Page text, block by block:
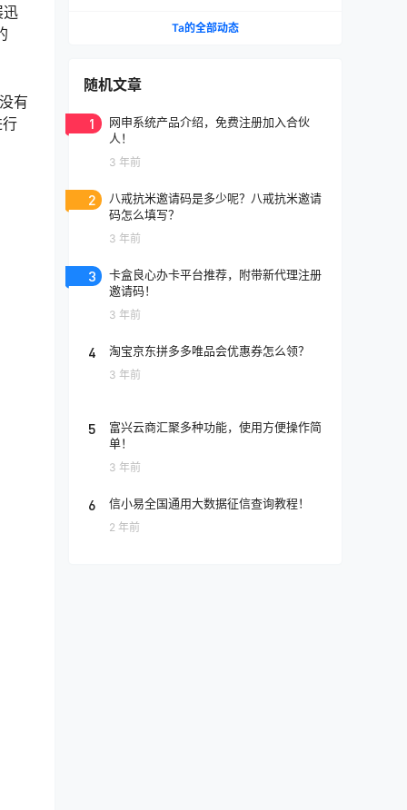
迅
有
Ta的全部动态
随机文章
1
网申系统产品介绍，免费注册加入合伙
人！
3 年前
2
八戒抗米邀请码是多少呢？八戒抗米邀请
码怎么填写？
3 年前
3
卡盒良心办卡平台推荐，附带新代理注册
邀请码！
3 年前
4 淘宝京东拼多多唯品会优惠券怎么领？
3 年前
5
富兴云商汇聚多种功能，使用方便操作简
单！
3 年前
6 信小易全国通用大数据征信查询教程！
2 年前